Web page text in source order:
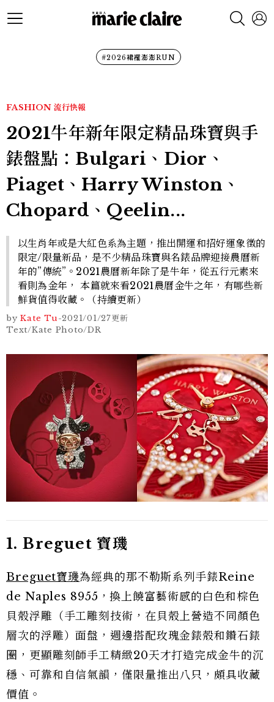
#2026裙襬澎澎RUN
FASHION 流行快報
2021牛年新年限定精品珠寶與手
錶盤點：Bulgari、Dior、
Piaget、Harry Winston、
Chopard、Qeelin...
以生肖年或是大紅色系為主題，推出開運和招好運象徵的
限定/限量新品，是不少精品珠寶與名錶品牌迎接農曆新
年的”傳統”。2021農曆新年除了是牛年，從五行元素來
看則為金年， 本篇就來看2021農曆金牛之年，有哪些新
鮮貨值得收藏。（持續更新）
by Kate Tu-2021/01/27更新
Text/Kate Photo/DR
1. Breguet 寶璣
Breguet寶璣為經典的那不勒斯系列手錶Reine
de Naples 8955，換上饒富藝術感的白色和棕色
貝殼浮雕（手工雕刻技術，在貝殼上營造不同顏色
層次的浮雕）面盤，週邊搭配玫瑰金錶殼和鑽石錶
圈，更顯雕刻師手工精緻20天才打造完成金牛的沉
穩、可靠和自信氣韻，僅限量推出八只，頗具收藏
價值。